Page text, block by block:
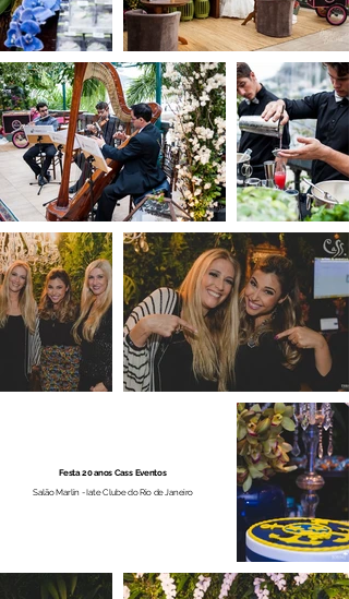
Festa 20 anos Cass Eventos
Salão Marlin - Iate Clube do Rio de Janeiro